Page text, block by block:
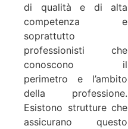
di qualità e di alta
competenza e
soprattutto
professionisti che
conoscono il
perimetro e l’ambito
della professione.
Esistono strutture che
assicurano questo